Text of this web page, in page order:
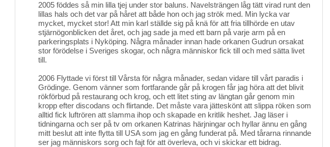
2005 föddes så min lilla tjej under stor baluns. Navelsträngen låg tätt virad runt den
lillas hals och det var på håret att både hon och jag strök med. Min lycka var
mycket, mycket stor! Att min karl ställde sig på knä för att fria tillhörde en utav
stjärnögonblicken det året, och jag sade ja med ett barn på varje arm på en
parkeringsplats i Nyköping. Några månader innan hade orkanen Gudrun orsakat
stor förödelse i Sveriges skogar, och några människor fick till och med sätta livet
till.
2006 Flyttade vi först till Vårsta för några månader, sedan vidare till vårt paradis i
Grödinge. Genom vänner som fortfarande går på krogen får jag höra att det blivit
rökförbud på restaurang och krog, och ett litet sting av längtan går genom min
kropp efter discodans och flirtande. Det måste vara jätteskönt att slippa röken som
alltid fick luftrören att slamma ihop och skapade en kritlik heshet. Jag läser i
tidningarna och ser på tv om orkanen Katrinas härjningar och hyllar ännu en gång
mitt beslut att inte flytta till USA som jag en gång funderat på. Med tårarna rinnande
ser jag människors sorg och fajt för att överleva, och vi skickar ett bidrag.